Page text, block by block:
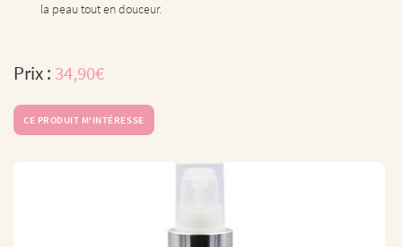
la peau tout en douceur.
Prix : 34,90€
CE PRODUIT M'INTÉRESSE